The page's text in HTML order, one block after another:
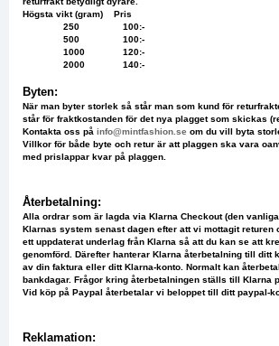
Högsta vikt (gram) Pris
250 100:-
500 100:-
1000 120:-
2000 140:-
Byten:
När man byter storlek så står man som kund för
står för fraktkostanden för det nya plagget som skickas
Kontakta oss på info@mintfashion.se om du vill byta
Villkor för både byte och retur är att plaggen ska vara
med prislappar kvar på plaggen.
Återbetalning:
Alla ordrar som är lagda via Klarna Checkout (den
Klarnas system senast dagen efter att vi mottagit returen
ett uppdaterat underlag från Klarna så att du kan se att
genomförd. Därefter hanterar Klarna återbetalning till ditt
av din faktura eller ditt Klarna-konto. Normalt kan
bankdagar. Frågor kring återbetalningen ställs till Klarna
Vid köp på Paypal återbetalar vi beloppet till ditt paypal-
Reklamation: